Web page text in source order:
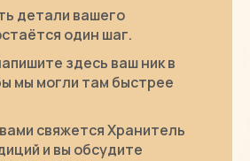
детали вашего
один шаг.
здесь ваш ник в
мы могли там быстрее
свяжется Хранитель
и вы обсудите